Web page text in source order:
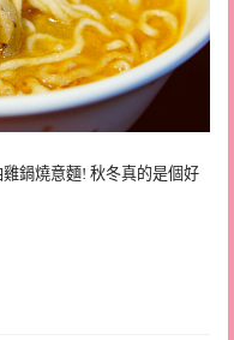
雞鍋燒意麵! 秋冬真的是個好